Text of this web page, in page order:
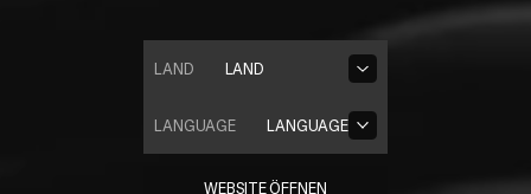
LAND
LAND
LANGUAGE
LANGUAGE
WEBSITE ÖFFNEN